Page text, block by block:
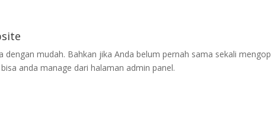
dengan mudah. Bahkan jika Anda belum pernah sama sekali
anda manage dari halaman admin panel.